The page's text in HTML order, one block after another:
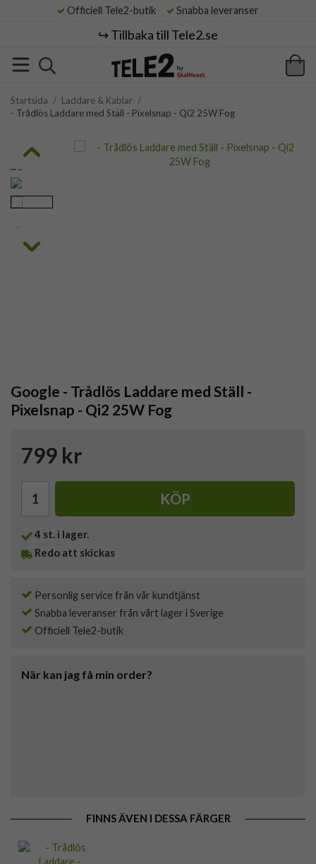
Officiell Tele2-butik Snabba leveranser
↪️ Tillbaka till Tele2.se
Startsida / Laddare & Kablar /
- Trådlös Laddare med Ställ - Pixelsnap - Qi2 25W Fog
Google - Trådlös Laddare med Ställ -
Pixelsnap - Qi2 25W Fog
799 kr
KÖP
4 st. i lager.
Redo att skickas
Personlig service från vår kundtjänst
Snabba leveranser från vårt lager i Sverige
Officiell Tele2-butik
När kan jag få min order?
FINNS ÄVEN I DESSA FÄRGER